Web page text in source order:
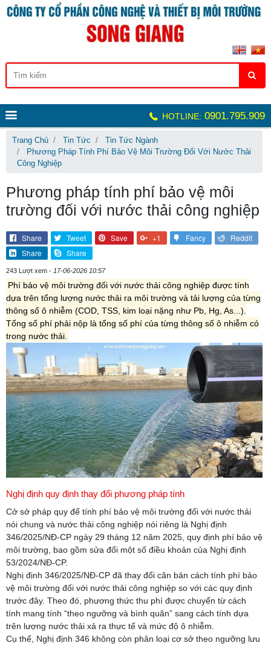
HOTLINE: 0901.795.909
Trang Chủ Tin Tức
Tin Tức Ngành
Phương Pháp Tính Phí Bảo Vệ Môi Trường Đối Với Nước Thải
Công Nghiệp
Phương pháp tính phí bảo vệ môi
trường đối với nước thải công nghiệp
Share Tweet Save +1 Fancy
Reddit
Share
Share
243 Lượt xem - 17-06-2026 10:57
Phí bảo vệ môi trường đối với nước thải công nghiệp được tính
dựa trên tổng lượng nước thải ra môi trường và tải lượng của từng
thông số ô nhiễm (COD, TSS, kim loại nặng như Pb, Hg, As...).
Tổng số phí phải nộp là tổng số phí của từng thông số ô nhiễm có
trong nước thải.
Nghị định quy định thay đổi phương pháp tính
Cở sở pháp quy để tính phí bảo vệ môi trường đối với nước thải
nói chung và nước thải công nghiệp nói riêng là Nghị định
346/2025/NĐ-CP ngày 29 tháng 12 năm 2025, quy định phí bảo vệ
môi trường, bao gồm sửa đổi một số điều khoản của Nghị định
53/2024/NĐ-CP.
Nghị định 346/2025/NĐ-CP đã thay đổi căn bản cách tính phí bảo
vệ môi trường đối với nước thải công nghiệp so với các quy định
trước đây. Theo đó, phương thức thu phí được chuyển từ cách
tính mang tính “theo ngưỡng và bình quân” sang cách tính dựa
trên lượng nước thải xả ra thực tế và mức độ ô nhiễm.
Cụ thể, Nghị định 346 không còn phân loại cơ sở theo ngưỡng lưu